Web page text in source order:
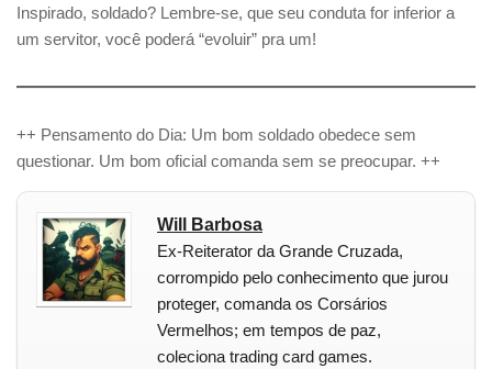
Inspirado, soldado? Lembre-se, que seu conduta for inferior a
um servitor, você poderá “evoluir” pra um!
++ Pensamento do Dia: Um bom soldado obedece sem
questionar. Um bom oficial comanda sem se preocupar. ++
Will Barbosa
Ex-Reiterator da Grande Cruzada,
corrompido pelo conhecimento que jurou
proteger, comanda os Corsários
Vermelhos; em tempos de paz,
coleciona trading card games.